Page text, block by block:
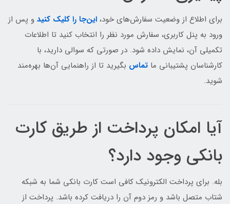
برای اطلاع از وضعیت سفارش‌های خود، این‌جا را کلیک کنید و پس از
ورود به پنل کاربری، سفارش مورد نظر را انتخاب کنید تا اطلاعات
تکمیلی آن، نمایش داده شود. در صورتی که سوالی دارید، با
کارشناسان پشتیبانی ما تماس بگیرید تا از راهنمایی آن‌ها بهره‌مند
شوید.
آیا امکان پرداخت از طریق کارت
بانکی وجود دارد؟
بله. برای پرداخت الکترونیک کافی است کارت بانکی شما به شبکه
شتاب متصل باشد و رمز دوم آن را دریافت کرده باشد. پرداخت از